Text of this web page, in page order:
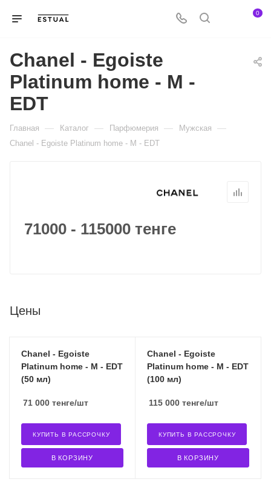
0
Chanel - Egoiste
Platinum home - M -
EDT
Главная — Каталог — Парфюмерия — Мужская —
Chanel - Egoiste Platinum home - M - EDT
71000 - 115000 тенге
Цены
Chanel - Egoiste
Platinum home - M - EDT
(50 мл)
71 000 тенге/шт
В КОРЗИНУ
КУПИТЬ В РАССРОЧКУ
Chanel - Egoiste
Platinum home - M - EDT
(100 мл)
115 000 тенге/шт
В КОРЗИНУ
КУПИТЬ В РАССРОЧКУ